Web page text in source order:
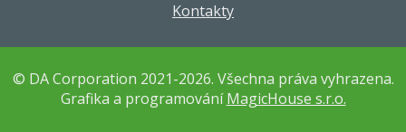
Kontakty
© DA Corporation 2021-2026. Všechna práva vyhrazena.
Grafika a programováníMagicHouse s.r.o.